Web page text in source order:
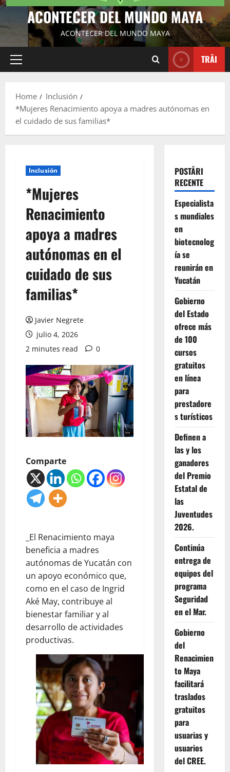
ACONTECER DEL MUNDO MAYA
ACONTECER DEL MUNDO MAYA
Primary
TRĂI
Home
Inclusión
*Mujeres Renacimiento apoya a madres autónomas en
el cuidado de sus familias*
Inclusión
*Mujeres
Renacimiento
apoya a madres
autónomas en el
cuidado de sus
familias*
Javier Negrete
julio 4, 2026
2 minutes read
0
Comparte
_El Renacimiento maya
beneficia a madres
autónomas de Yucatán con
un apoyo económico que,
como en el caso de Ingrid
Aké May, contribuye al
bienestar familiar y al
desarrollo de actividades
productivas.
POSTĂRI
RECENTE
Especialista
s mundiales
en
biotecnolog
ía se
reunirán en
Yucatán
Gobierno
del Estado
ofrece más
de 100
cursos
gratuitos
en línea
para
prestadore
s turísticos
Definen a
las y los
ganadores
del Premio
Estatal de
las
Juventudes
2026.
Continúa
entrega de
equipos del
programa
Seguridad
en el Mar.
Gobierno
del
Renacimien
to Maya
facilitará
traslados
gratuitos
para
usuarias y
usuarios
del CREE.